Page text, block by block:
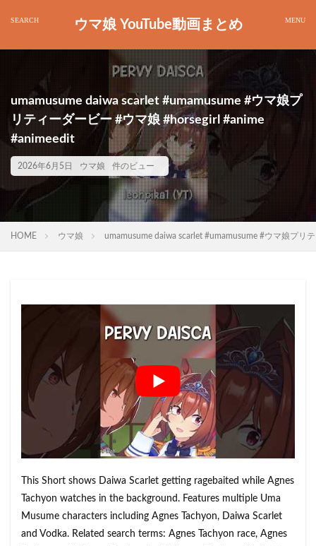
ウマ娘 YouTube動画まとめ
umamusume daiwa scarlet #umamusume #ウマ娘プ
リティーダービー #ウマ娘 #horsegirl #anime
#animeedit
2026年6月5日 ウマ娘 件のビュー
HOME ウマ娘 umamusume daiwa scarlet #umamusume #ウマ娘プリ
This Short shows Daiwa Scarlet getting ragebaited while Agnes
Tachyon watches in the background. Features multiple Uma
Musume characters including Agnes Tachyon, Daiwa Scarlet
and Vodka. Related search terms: Agnes Tachyon race, Agnes